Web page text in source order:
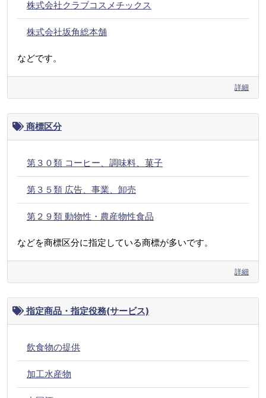
株式会社クラブコスメチックス
株式会社坂角総本舗
などです。
詳細
商標区分
第３０類 コーヒー、調味料、菓子
第３５類 広告、事業、卸売
第２９類 動物性・農産物性食品
などを商標区分に指定している商標が多いです。
詳細
指定商品・指定役務(サービス)
飲食物の提供
加工水産物